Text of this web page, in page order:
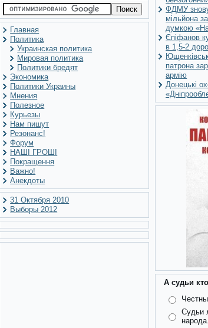
Главная
Политика
Украинская политика
Мировая политика
Политики бредят
Экономика
Политики Украины
Мнения
Полезное
Курьезы
Нам пишут
Резонанс!
Форум
НАШІ ГРОШІ
Покращення
Важно!
Анекдоты
31 Октября 2010
Выборы 2012
ФДМУ
мільйона
думкою
Єпіфанов
в 1,5-2
патрона
армію
Донецькі
А судьи
Судьи
народа.